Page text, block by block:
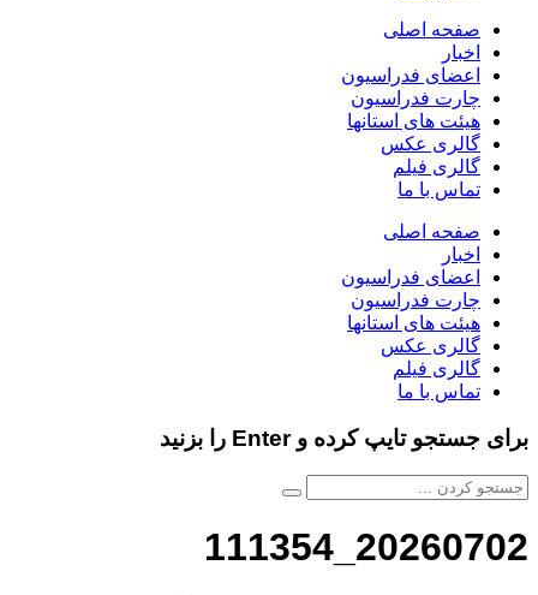
صفحه اصلی
اخبار
اعضای فدراسیون
چارت فدراسیون
هیئت های استانها
گالری عکس
گالری فیلم
تماس با ما
صفحه اصلی
اخبار
اعضای فدراسیون
چارت فدراسیون
هیئت های استانها
گالری عکس
گالری فیلم
تماس با ما
برای جستجو تایپ کرده و Enter را بزنید
20260702_111354